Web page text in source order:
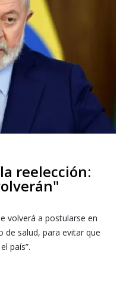
reelección:
volverá a postularse en
de salud, para evitar que
país”.